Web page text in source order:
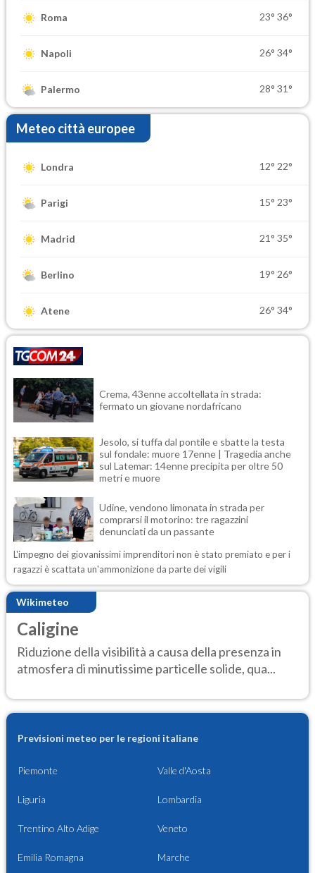
Roma 23° 36°
Napoli 26° 34°
Palermo 28° 31°
Meteo città europee
Londra 12° 22°
Parigi 15° 23°
Madrid 21° 35°
Berlino 19° 26°
Atene 26° 34°
Crema, 43enne accoltellata in strada:
fermato un giovane nordafricano
Jesolo, si tuffa dal pontile e sbatte la testa
sul fondale: muore 17enne | Tragedia anche
sul Latemar: 14enne precipita per oltre 50
metri e muore
Udine, vendono limonata in strada per
comprarsi il motorino: tre ragazzini
denunciati da un passante
L'impegno dei giovanissimi imprenditori non è stato premiato e per i
ragazzi è scattata un'ammonizione da parte dei vigili
Wikimeteo
Caligine
Riduzione della visibilità a causa della presenza in
atmosfera di minutissime particelle solide, qua...
Previsioni meteo per le regioni italiane
Piemonte Valle d'Aosta
Liguria Lombardia
Trentino Alto Adige Veneto
Emilia Romagna Marche